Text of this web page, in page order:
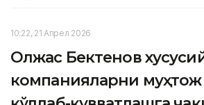
10:22, 21 Апрел 2026
Олжас Бектенов
компанияларни